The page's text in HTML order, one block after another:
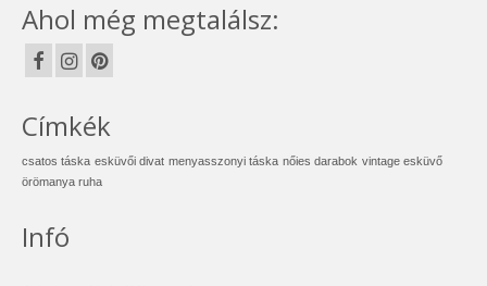
Ahol még megtalálsz:
Címkék
csatos táska esküvői divat menyasszonyi táska nőies darabok vintage esküvő
örömanya ruha
Infó